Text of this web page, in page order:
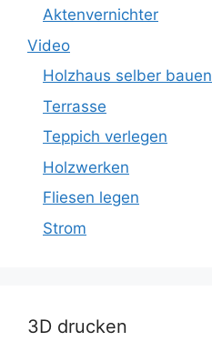
Aktenvernichter
Video
Holzhaus selber bauen
Terrasse
Teppich verlegen
Holzwerken
Fliesen legen
Strom
3D drucken